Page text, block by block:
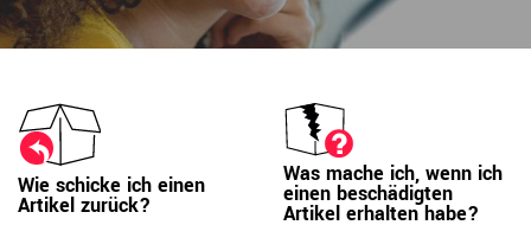
Wie schicke ich einen
Artikel zurück?
Was mache ich, wenn ich
einen beschädigten
Artikel erhalten habe?